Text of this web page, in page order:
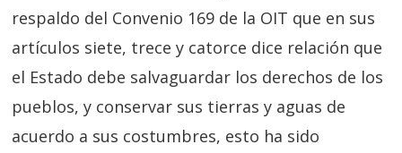
respaldo del Convenio 169 de la OIT que en sus
artículos siete, trece y catorce dice relación que
el Estado debe salvaguardar los derechos de los
pueblos, y conservar sus tierras y aguas de
acuerdo a sus costumbres, esto ha sido